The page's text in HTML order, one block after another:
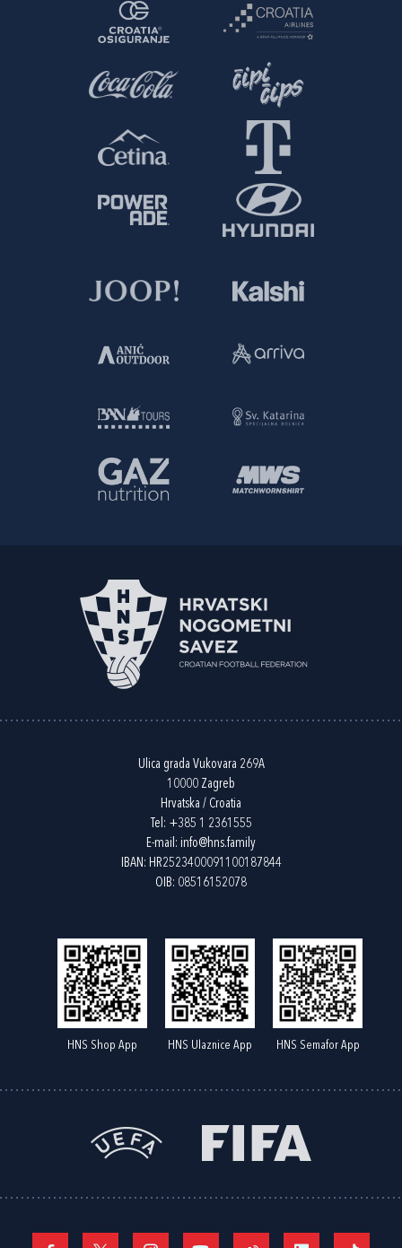
Ulica grada Vukovara 269A
10000 Zagreb
Hrvatska / Croatia
Tel: +385 1 2361555
E-mail: info@hns.family
IBAN: HR2523400091100187844
OIB: 08516152078
HNS Shop App HNS Ulaznice App HNS Semafor App